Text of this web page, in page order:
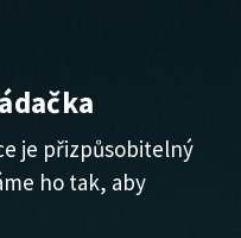
je přizpůsobitelný
ho tak, aby